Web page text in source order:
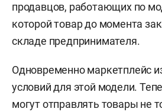
продавцов, работающих по
которой товар до момента
складе предпринимателя.
Одновременно маркетплейс
условий для этой модели.
могут отправлять товары не